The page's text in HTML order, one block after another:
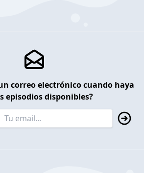
correo electrónico cuando haya
episodios disponibles?